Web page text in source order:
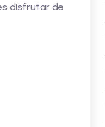
disfrutar de